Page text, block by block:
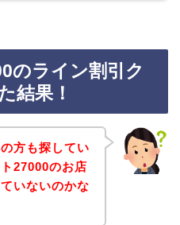
のライン割引ク
結果！
方も探してい
27000のお店
いないのかな